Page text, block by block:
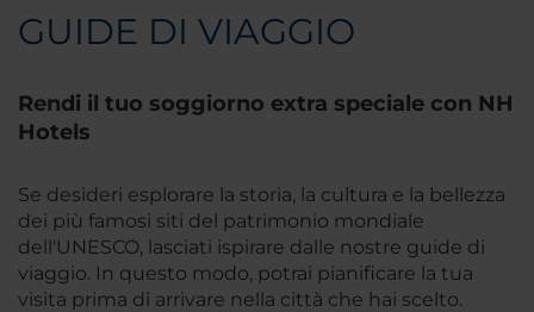
GUIDE DI VIAGGIO
Rendi il tuo soggiorno extra speciale con NH
Hotels
Se desideri esplorare la storia, la cultura e la bellezza
dei più famosi siti del patrimonio mondiale
dell'UNESCO, lasciati ispirare dalle nostre guide di
viaggio. In questo modo, potrai pianificare la tua
visita prima di arrivare nella città che hai scelto.